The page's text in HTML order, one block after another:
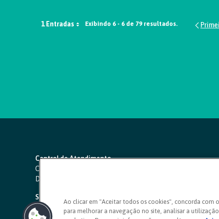
1 Entradas Exibindo 6 - 6 de 79 resultados.
Central de Atendimento
Capitais e regiões metropolitanas:
Demais localidades:
SAC 24 horas
Ouvidoria
Ao clicar em "Aceitar todos os cookies", concorda com
para melhorar a navegação no site, analisar a